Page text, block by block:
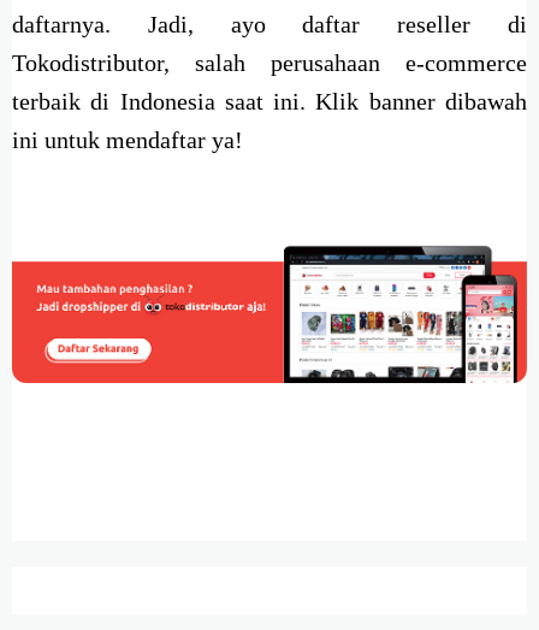
daftarnya. Jadi, ayo daftar reseller di
Tokodistributor, salah perusahaan e-commerce
terbaik di Indonesia saat ini. Klik banner dibawah
ini untuk mendaftar ya!